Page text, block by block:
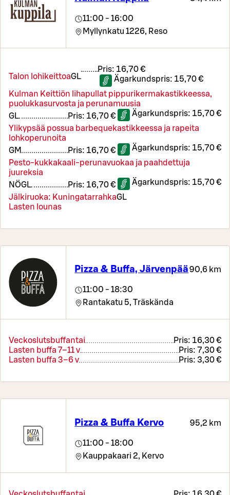
11:00 - 16:00
Myllynkatu 1226, Reso
Talon lohikeittoaGL
Pris: 16,70 €
Ägarkundspris: 15,70 €
Kulman Keittiön lihapullat pippurikermakastikkeessa,
puolukkasurvosta ja perunamuusia
GL Pris: 16,70 € Ägarkundspris: 15,70 €
Ylikypsää possua barbequekastikkeessa ja rapeita
lohkoperunoita
GM Pris: 16,70 € Ägarkundspris: 15,70 €
Pesto-kukkakaali-perunavuokaa ja paahdettuja
juureksia
NÖGL Pris: 16,70 € Ägarkundspris: 15,70 €
Jälkiruoka: KuningatarrahkaGL
Lasten lounas
Pizza & Buffa, Järvenpää90,6 km
11:00 - 18:30
Rantakatu 5, Träskända
Veckoslutsbuffantai Pris: 16,30 €
Lasten buffa 7–11 v
Pris: 7,30 €
Lasten buffa 3–6 v
Pris: 3,30 €
Pizza & Buffa Kervo 95,2 km
11:00 - 18:00
Kauppakaari 2, Kervo